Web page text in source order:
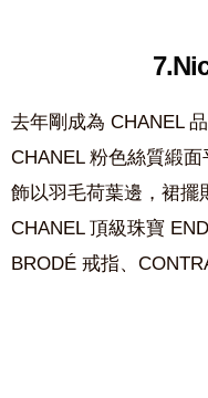
去年剛成為 CHANEL
CHANEL 粉色絲質緞
飾以羽毛荷葉邊，裙擺
CHANEL 頂級珠寶
BRODÉ 戒指、